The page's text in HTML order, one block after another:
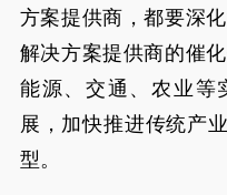
方案提供商，都要深
解决方案提供商的催
能源、交通、农业等
展，加快推进传统产
型。